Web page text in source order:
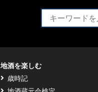
地酒を楽しむ
歳時記